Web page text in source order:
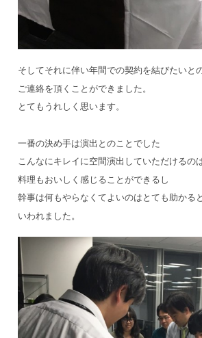
そしてそれに伴い年間での契約を結びたいと
ご連絡を頂くことができました。
とてもうれしく思います。
一番の決め手は演出とのことでした
こんなにキレイに空間演出していただけるの
料理もおいしく感じることができるし
幹事は何もやらなくてよいのはとても助かる
いわれました。